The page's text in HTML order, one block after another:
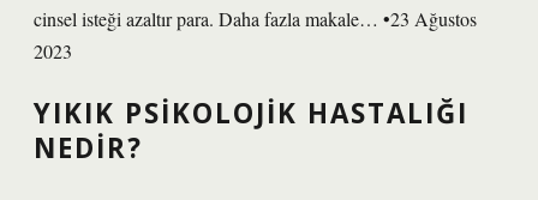
cinsel isteği azaltır para. Daha fazla makale… •23 Ağustos
2023
YIKIK PSIKOLOJIK HASTALIĞI
NEDIR?